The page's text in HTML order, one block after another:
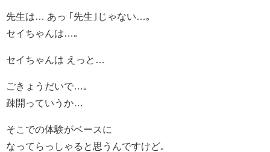
先生は… あっ ｢先生｣じゃない…｡
セイちゃんは…｡
セイちゃんは えっと…
ごきょうだいで…｡
疎開っていうか…
そこでの体験がベースに
なってらっしゃると思うんですけど｡